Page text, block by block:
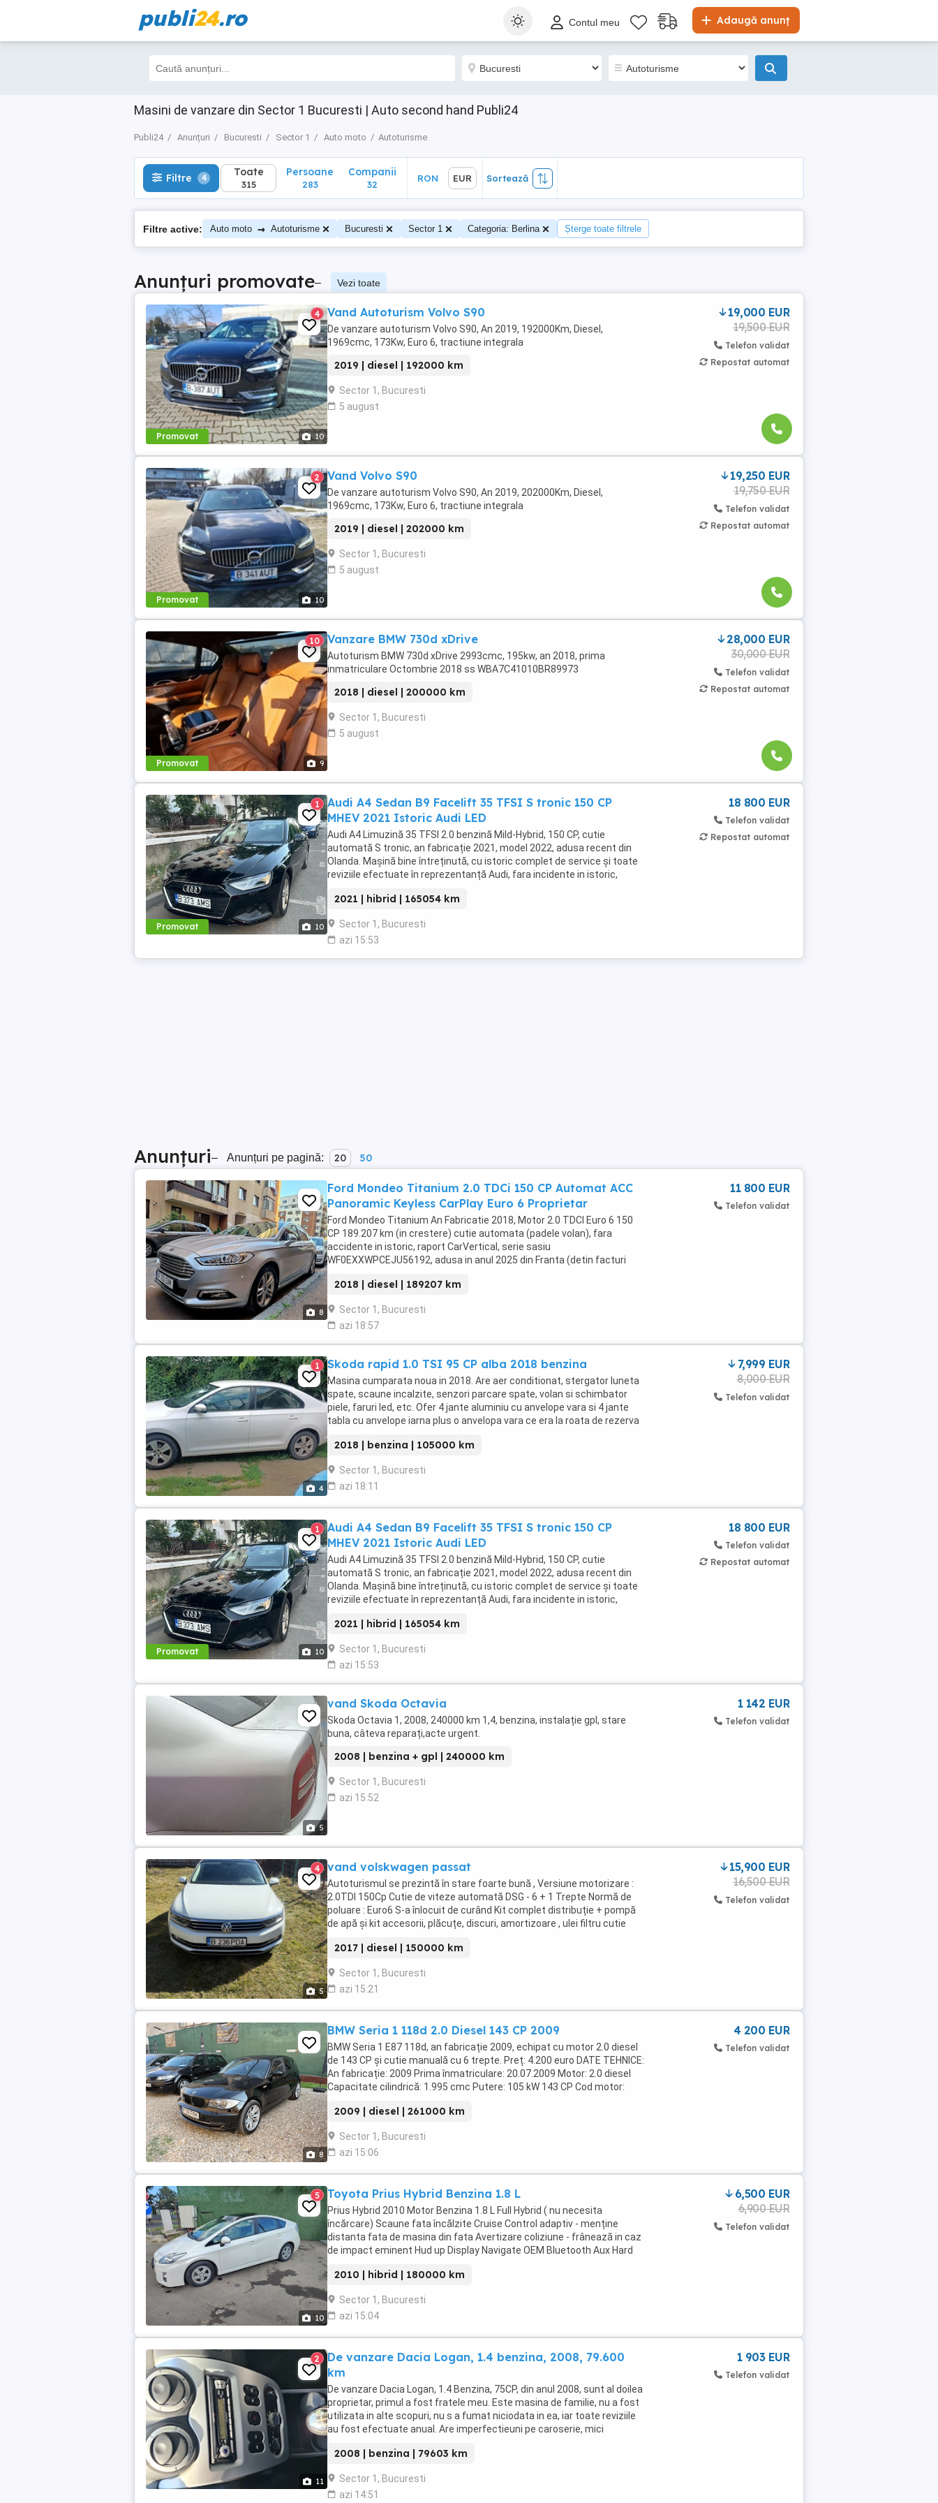
publi24.ro Adaugă anunț
Contul meu
Masini de vanzare din Sector 1 Bucuresti | Auto second hand Publi24
Publi24 Anunțuri Bucuresti Sector 1 Auto moto Autoturisme
Filtre 4 Toate
315
Sortează
Filtre 4 Toate
315
Persoane
283
Companii
32
RON EUR Sortează
Filtre active: Auto moto → Autoturisme Bucuresti Sector 1 Categoria: Berlina Șterge toate filtrele
Anunțuri promovate– Vezi toate
Promovat 10
4 Vand Autoturism Volvo S90
De vanzare autoturism Volvo S90, An 2019, 192000Km, Diesel,
1969cmc, 173Kw, Euro 6, tractiune integrala
2019 | diesel | 192000 km
Sector 1, Bucuresti
5 august
19,000 EUR
19,500 EUR
Telefon validat
Repostat automat
Promovat 10
2 Vand Volvo S90
De vanzare autoturism Volvo S90, An 2019, 202000Km, Diesel,
1969cmc, 173Kw, Euro 6, tractiune integrala
2019 | diesel | 202000 km
Sector 1, Bucuresti
5 august
19,250 EUR
19,750 EUR
Telefon validat
Repostat automat
Promovat 9
10 Vanzare BMW 730d xDrive
Autoturism BMW 730d xDrive 2993cmc, 195kw, an 2018, prima
inmatriculare Octombrie 2018 ss WBA7C41010BR89973
2018 | diesel | 200000 km
Sector 1, Bucuresti
5 august
28,000 EUR
30,000 EUR
Telefon validat
Repostat automat
Promovat 10
1
Audi A4 Sedan B9 Facelift 35 TFSI S tronic 150 CP
MHEV 2021 Istoric Audi LED
Audi A4 Limuzină 35 TFSI 2.0 benzină Mild-Hybrid, 150 CP, cutie
automată S tronic, an fabricație 2021, model 2022, adusa recent din
Olanda. Mașină bine întreținută, cu istoric complet de service și toate
reviziile efectuate în reprezentanță Audi, fara incidente in istoric,
2021 | hibrid | 165054 km
Sector 1, Bucuresti
azi 15:53
18 800 EUR
Telefon validat
Repostat automat
Anunțuri– Anunțuri pe pagină: 20 50
8
Ford Mondeo Titanium 2.0 TDCi 150 CP Automat ACC
Panoramic Keyless CarPlay Euro 6 Proprietar
Ford Mondeo Titanium An Fabricatie 2018, Motor 2.0 TDCI Euro 6 150
CP 189.207 km (in crestere) cutie automata (padele volan), fara
accidente in istoric, raport CarVertical, serie sasiu
WF0EXXWPCEJU56192, adusa in anul 2025 din Franta (detin facturi
2018 | diesel | 189207 km
Sector 1, Bucuresti
azi 18:57
11 800 EUR
Telefon validat
4
1 Skoda rapid 1.0 TSI 95 CP alba 2018 benzina
Masina cumparata noua in 2018. Are aer conditionat, stergator luneta
spate, scaune incalzite, senzori parcare spate, volan si schimbator
piele, faruri led, etc. Ofer 4 jante aluminiu cu anvelope vara si 4 jante
tabla cu anvelope iarna plus o anvelopa vara ce era la roata de rezerva
2018 | benzina | 105000 km
Sector 1, Bucuresti
azi 18:11
7,999 EUR
8,000 EUR
Telefon validat
Promovat 10
1
Audi A4 Sedan B9 Facelift 35 TFSI S tronic 150 CP
MHEV 2021 Istoric Audi LED
Audi A4 Limuzină 35 TFSI 2.0 benzină Mild-Hybrid, 150 CP, cutie
automată S tronic, an fabricație 2021, model 2022, adusa recent din
Olanda. Mașină bine întreținută, cu istoric complet de service și toate
reviziile efectuate în reprezentanță Audi, fara incidente in istoric,
2021 | hibrid | 165054 km
Sector 1, Bucuresti
azi 15:53
18 800 EUR
Telefon validat
Repostat automat
5
vand Skoda Octavia
Skoda Octavia 1, 2008, 240000 km 1,4, benzina, instalație gpl, stare
buna, câteva reparați,acte urgent.
2008 | benzina + gpl | 240000 km
Sector 1, Bucuresti
azi 15:52
1 142 EUR
Telefon validat
5
4 vand volskwagen passat
Autoturismul se prezintă în stare foarte bună , Versiune motorizare :
2.0TDI 150Cp Cutie de viteze automată DSG - 6 + 1 Trepte Normă de
poluare : Euro6 S-a înlocuit de curând Kit complet distribuție + pompă
de apă și kit accesorii, plăcuțe, discuri, amortizoare , ulei filtru cutie
2017 | diesel | 150000 km
Sector 1, Bucuresti
azi 15:21
15,900 EUR
16,500 EUR
Telefon validat
8
BMW Seria 1 118d 2.0 Diesel 143 CP 2009
BMW Seria 1 E87 118d, an fabricație 2009, echipat cu motor 2.0 diesel
de 143 CP și cutie manuală cu 6 trepte. Preț: 4.200 euro DATE TEHNICE:
An fabricație: 2009 Prima înmatriculare: 20.07.2009 Motor: 2.0 diesel
Capacitate cilindrică: 1.995 cmc Putere: 105 kW 143 CP Cod motor:
2009 | diesel | 261000 km
Sector 1, Bucuresti
azi 15:06
4 200 EUR
Telefon validat
10
5 Toyota Prius Hybrid Benzina 1.8 L
Prius Hybrid 2010 Motor Benzina 1.8 L Full Hybrid ( nu necesita
încărcare) Scaune fata încălzite Cruise Control adaptiv - menține
distanta fata de masina din fata Avertizare coliziune - frânează in caz
de impact eminent Hud up Display Navigate OEM Bluetooth Aux Hard
2010 | hibrid | 180000 km
Sector 1, Bucuresti
azi 15:04
6,500 EUR
6,900 EUR
Telefon validat
11
2
De vanzare Dacia Logan, 1.4 benzina, 2008, 79.600
km
De vanzare Dacia Logan, 1.4 Benzina, 75CP, din anul 2008, sunt al doilea
proprietar, primul a fost fratele meu. Este masina de familie, nu a fost
utilizata in alte scopuri, nu s a fumat niciodata in ea, iar toate reviziile
au fost efectuate anual. Are imperfectieuni pe caroserie, mici
2008 | benzina | 79603 km
Sector 1, Bucuresti
azi 14:51
1 903 EUR
Telefon validat